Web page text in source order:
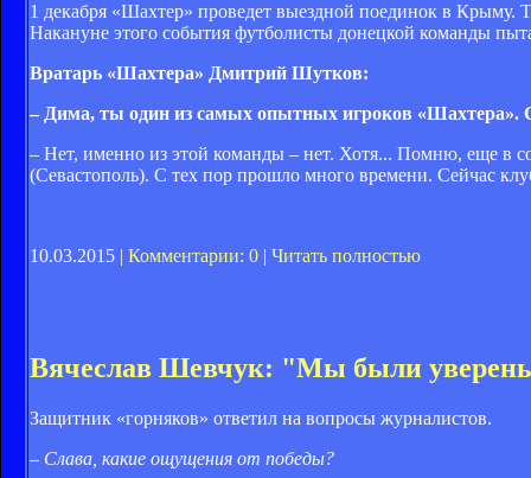
1 декабря «Шахтер» проведет выездной поединок в
Накануне этого события футболисты донецкой команды
Вратарь «Шахтера» Дмитрий Шутков:
– Дима, ты один из самых опытных игроков «Шахтера».
– Нет, именно из этой команды – нет. Хотя... Помню, еще в
(Севастополь). С тех пор прошло много времени. Сейчас
10.03.2015 | Комментарии: 0 | Читать полностью
Вячеслав Шевчук: "Мы были
Защитник «горняков» ответил на вопросы журналистов.
– Слава, какие ощущения от победы?